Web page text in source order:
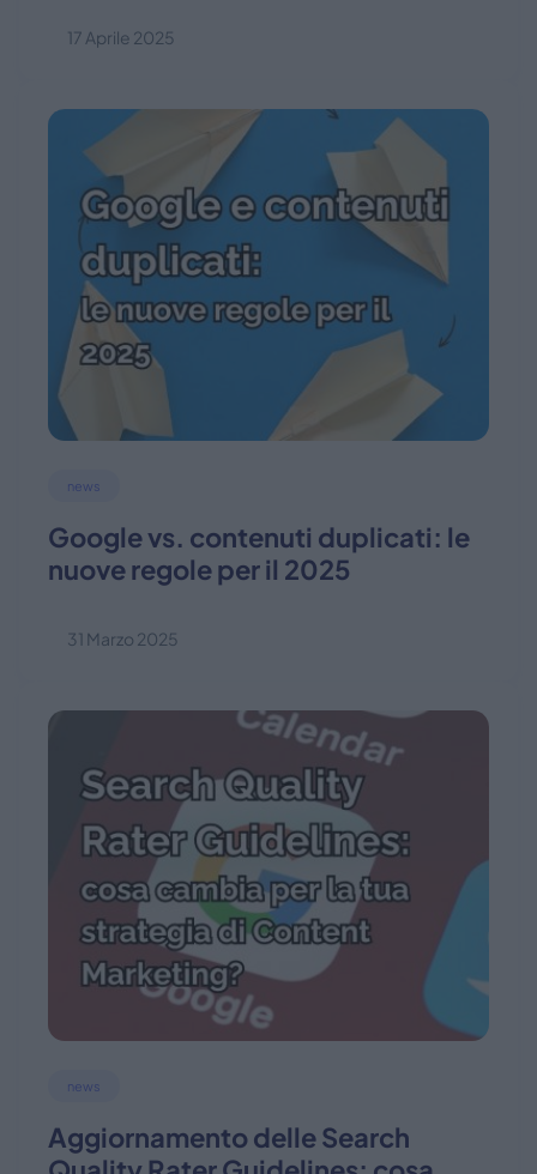
17 Aprile 2025
news
Google vs. contenuti duplicati: le
nuove regole per il 2025
31 Marzo 2025
news
Aggiornamento delle Search